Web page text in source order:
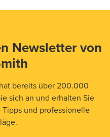
Newsletter von
bereits über 200.000
sich an und erhalten Sie
Tipps und professionelle